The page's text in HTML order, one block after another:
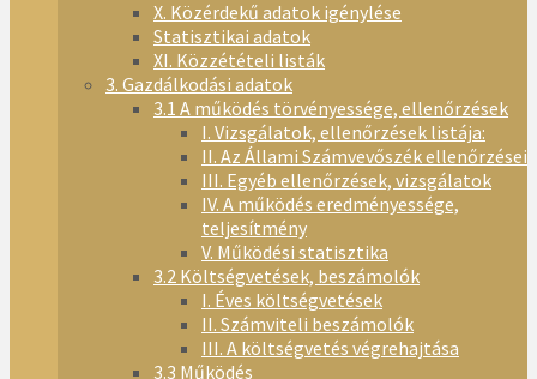
X. Közérdekű adatok igénylése
Statisztikai adatok
XI. Közzétételi listák
3. Gazdálkodási adatok
3.1 A működés törvényessége, ellenőrzések
I. Vizsgálatok, ellenőrzések listája:
II. Az Állami Számvevőszék ellenőrzései
III. Egyéb ellenőrzések, vizsgálatok
IV. A működés eredményessége,
teljesítmény
V. Működési statisztika
3.2 Költségvetések, beszámolók
I. Éves költségvetések
II. Számviteli beszámolók
III. A költségvetés végrehajtása
3.3 Működés